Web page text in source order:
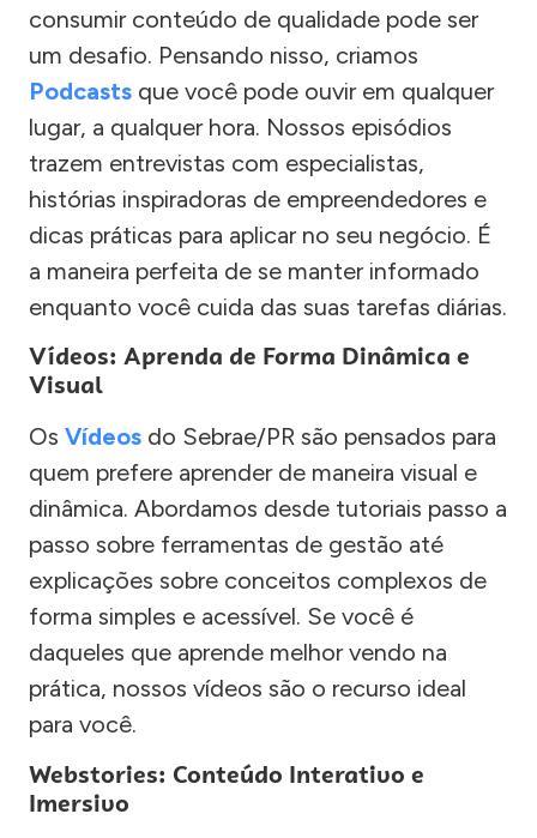
consumir conteúdo de qualidade pode ser
um desafio. Pensando nisso, criamos
Podcasts que você pode ouvir em qualquer
lugar, a qualquer hora. Nossos episódios
trazem entrevistas com especialistas,
histórias inspiradoras de empreendedores e
dicas práticas para aplicar no seu negócio. É
a maneira perfeita de se manter informado
enquanto você cuida das suas tarefas diárias.
Vídeos: Aprenda de Forma Dinâmica e
Visual
Os Vídeos do Sebrae/PR são pensados para
quem prefere aprender de maneira visual e
dinâmica. Abordamos desde tutoriais passo a
passo sobre ferramentas de gestão até
explicações sobre conceitos complexos de
forma simples e acessível. Se você é
daqueles que aprende melhor vendo na
prática, nossos vídeos são o recurso ideal
para você.
Webstories: Conteúdo Interativo e
Imersivo